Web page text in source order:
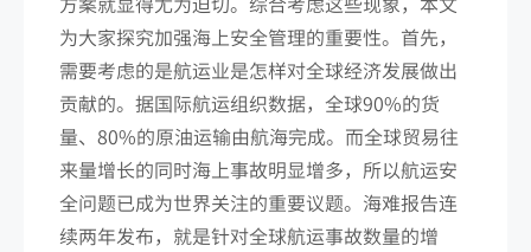
为大家探究加强海上安全管理的重要性。首先，
需要考虑的是航运业是怎样对全球经济发展做出
贡献的。据国际航运组织数据，全球90%的货
量、80%的原油运输由航海完成。而全球贸易往
来量增长的同时海上事故明显增多，所以航运安
全问题已成为世界关注的重要议题。海难报告连
续两年发布，就是针对全球航运事故数量的增